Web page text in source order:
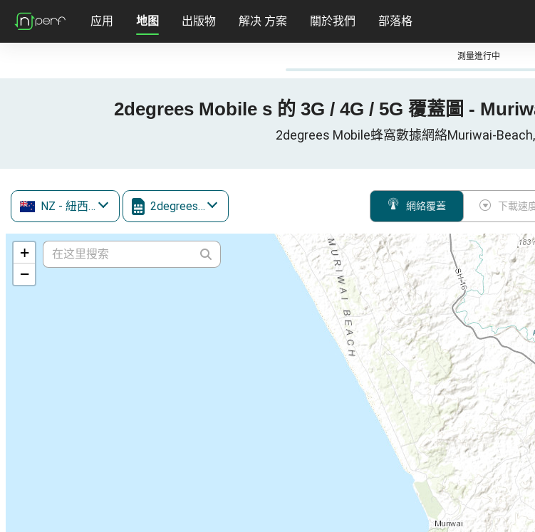
应用 地图 出版物 解决 方案 關於我們 部落格
測量進行中
2degrees Mobile s 的 3G / 4G / 5G 覆蓋圖 -
2degrees Mobile蜂窩數據網絡Muriwai-
NZ - 紐西蘭 2degrees Mobile 網絡覆蓋 下載速
+
−